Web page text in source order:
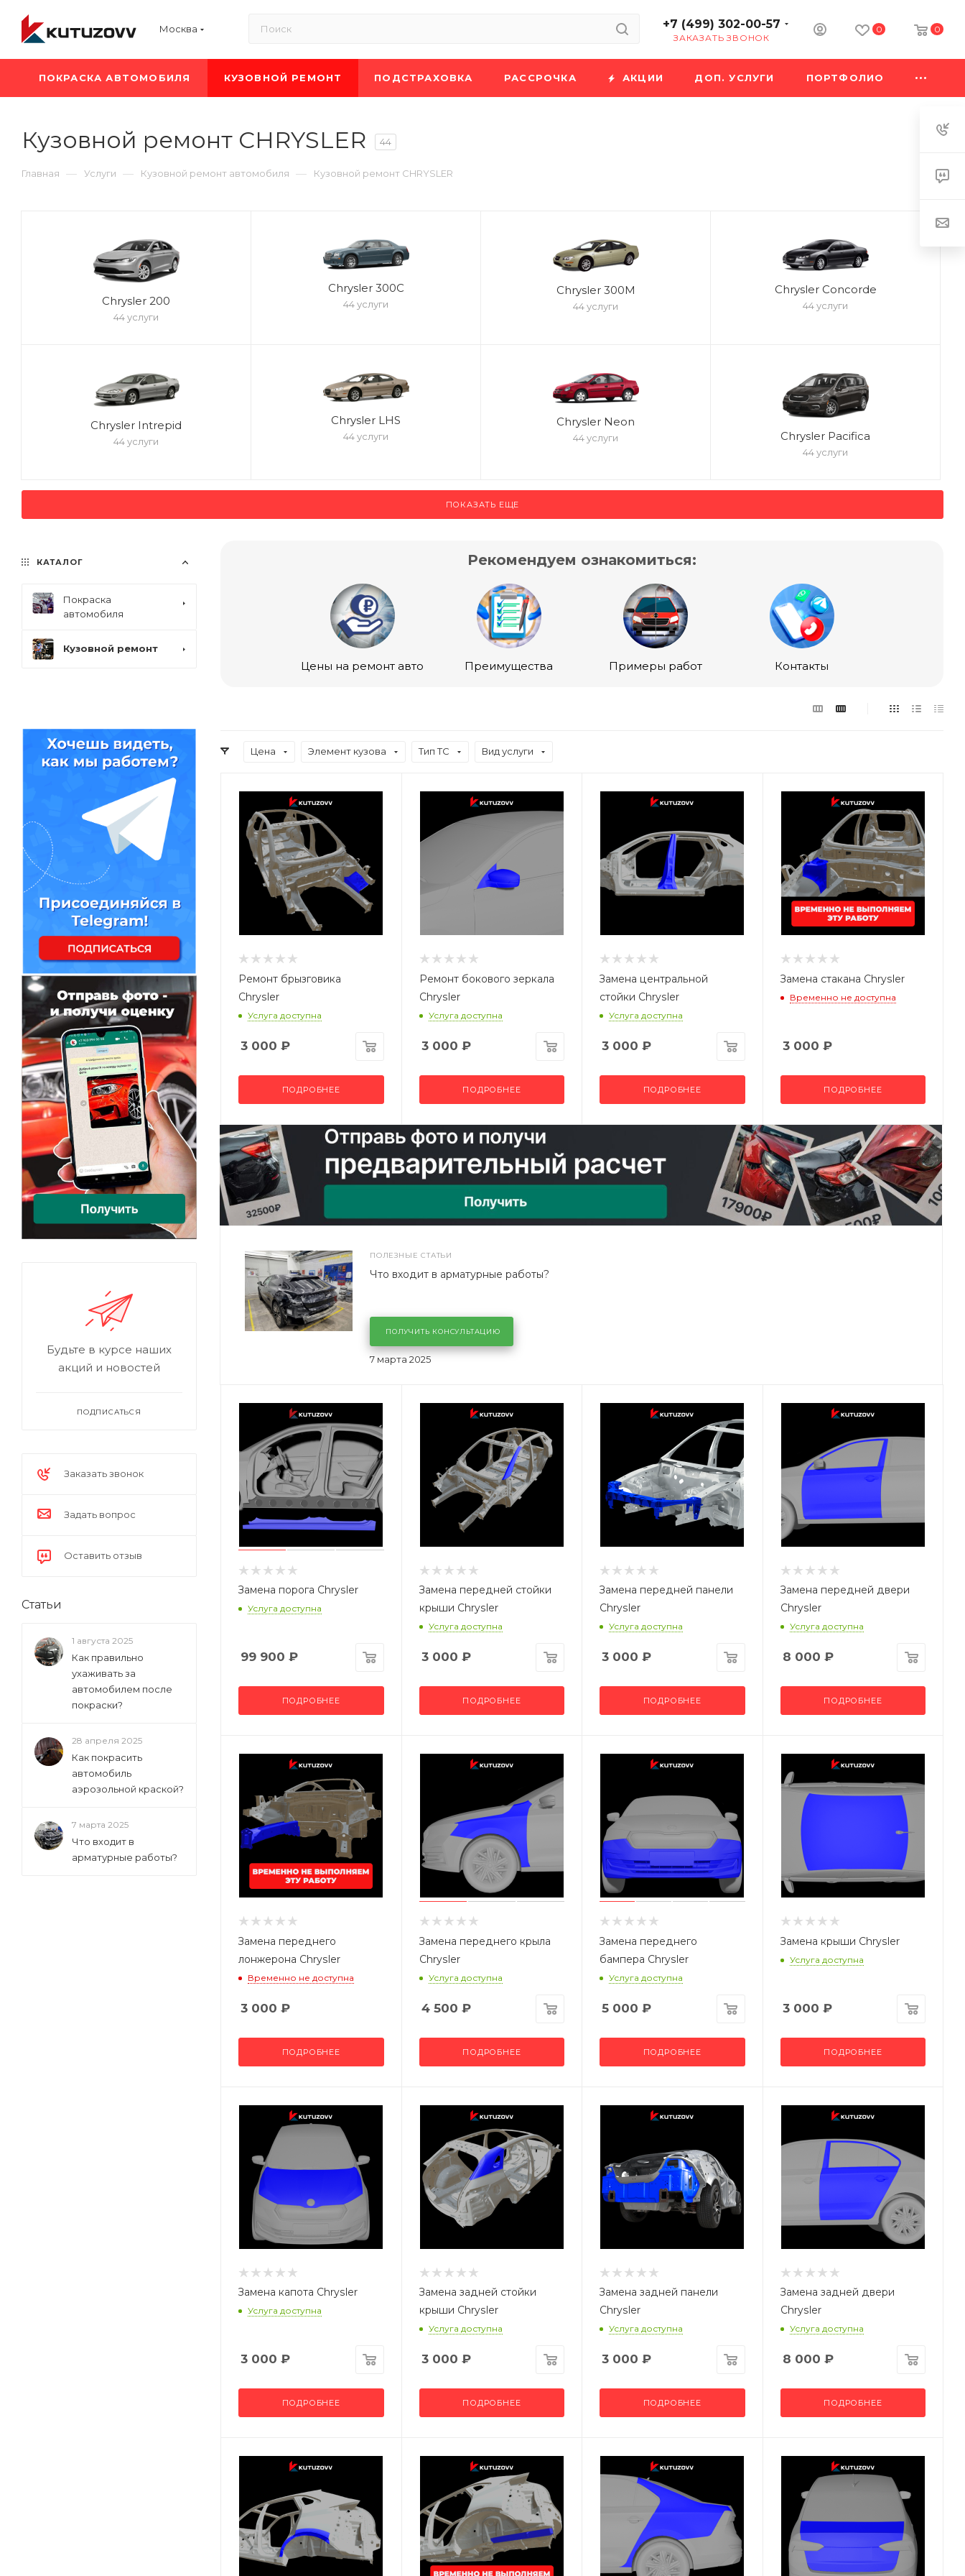
Москва +7 (499) 302-00-57
ЗАКАЗАТЬ ЗВОНОК
0 0
ПОКРАСКА АВТОМОБИЛЯ КУЗОВНОЙ РЕМОНТ ПОДСТРАХОВКА РАССРОЧКА АКЦИИ ДОП. УСЛУГИ ПОРТФОЛИО
Кузовной ремонт CHRYSLER 44
Главная — Услуги — Кузовной ремонт автомобиля — Кузовной ремонт CHRYSLER
Chrysler 200
44 услуги
Chrysler 300C
44 услуги
Chrysler 300M
44 услуги
Chrysler Concorde
44 услуги
Chrysler Intrepid
44 услуги
Chrysler LHS
44 услуги
Chrysler Neon
44 услуги Chrysler Pacifica
44 услуги
ПОКАЗАТЬ ЕЩЕ
Рекомендуем ознакомиться:
Цены на ремонт авто Преимущества Примеры работ Контакты
Цена Элемент кузова Тип ТС Вид услуги
Ремонт брызговика
Chrysler
Услуга доступна
3 000 ₽
ПОДРОБНЕЕ
Ремонт бокового зеркала
Chrysler
Услуга доступна
3 000 ₽
ПОДРОБНЕЕ
Замена центральной
стойки Chrysler
Услуга доступна
3 000 ₽
ПОДРОБНЕЕ
Замена стакана Chrysler
Временно не доступна
3 000 ₽
ПОДРОБНЕЕ
ПОЛЕЗНЫЕ СТАТЬИ
7 марта 2025
Что входит в арматурные работы?
ПОЛУЧИТЬ КОНСУЛЬТАЦИЮ
Замена порога Chrysler
Услуга доступна
99 900 ₽
ПОДРОБНЕЕ
Замена передней стойки
крыши Chrysler
Услуга доступна
3 000 ₽
ПОДРОБНЕЕ
Замена передней панели
Chrysler
Услуга доступна
3 000 ₽
ПОДРОБНЕЕ
Замена передней двери
Chrysler
Услуга доступна
8 000 ₽
ПОДРОБНЕЕ
Замена переднего
лонжерона Chrysler
Временно не доступна
3 000 ₽
ПОДРОБНЕЕ
Замена переднего крыла
Chrysler
Услуга доступна
4 500 ₽
ПОДРОБНЕЕ
Замена переднего
бампера Chrysler
Услуга доступна
5 000 ₽
ПОДРОБНЕЕ
Замена крыши Chrysler
Услуга доступна
3 000 ₽
ПОДРОБНЕЕ
Замена капота Chrysler
Услуга доступна
3 000 ₽
ПОДРОБНЕЕ
Замена задней стойки
крыши Chrysler
Услуга доступна
3 000 ₽
ПОДРОБНЕЕ
Замена задней панели
Chrysler
Услуга доступна
3 000 ₽
ПОДРОБНЕЕ
Замена задней двери
Chrysler
Услуга доступна
8 000 ₽
ПОДРОБНЕЕ
КАТАЛОГ
Покраска
автомобиля
Кузовной ремонт
Будьте в курсе наших
акций и новостей
ПОДПИСАТЬСЯ
Заказать звонок
Задать вопрос
Оставить отзыв
Статьи
1 августа 2025
Как правильно
ухаживать за
автомобилем после
покраски?
28 апреля 2025
Как покрасить
автомобиль
аэрозольной краской?
7 марта 2025
Что входит в
арматурные работы?